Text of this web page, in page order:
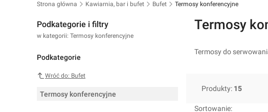
Strona główna Kawiarnia, bar i bufet Bufet Termosy konferencyjne
Podkategorie i filtry
w kategorii: Termosy konferencyjne
Podkategorie
Wróć do: Bufet
Termosy konferencyjne
Termosy
Termosy do
Produkty: 15
Sortowanie: